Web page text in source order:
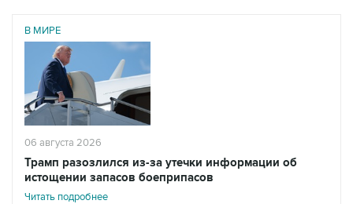
В МИРЕ
06 августа 2026
Трамп разозлился из-за утечки информации об
истощении запасов боеприпасов
Читать подробнее